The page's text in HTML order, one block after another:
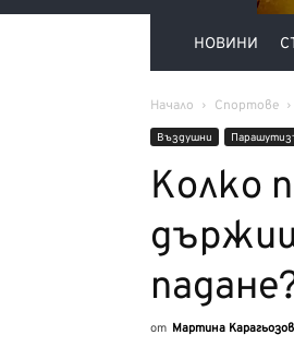
НОВИНИ
Начало Спортове
Въздушни
Kолко
от Мартина